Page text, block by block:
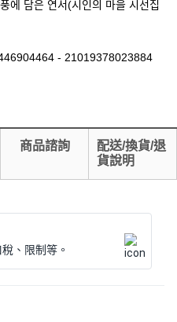
에 담은 연서(시인의 마을 시선집
- 21019378023884
商品諮詢
配送/換貨/退
貨說明
、限制等。